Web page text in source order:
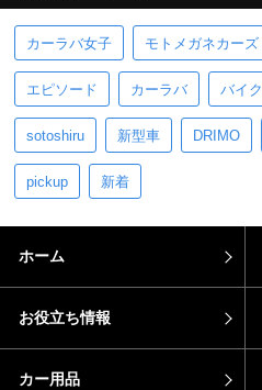
カーラバ女子 モトメガネカーズ
エピソード カーラバ バイク
sotoshiru 新型車 DRIMO
pickup 新着
ホーム
お役立ち情報
カー用品